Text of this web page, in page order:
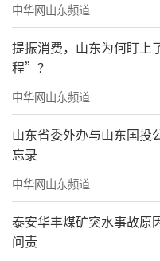
中华网山东频道
提振消费，山东为何盯
程”？
中华网山东频道
山东省委外办与山东国投
忘录
中华网山东频道
泰安华丰煤矿突水事故原
问责